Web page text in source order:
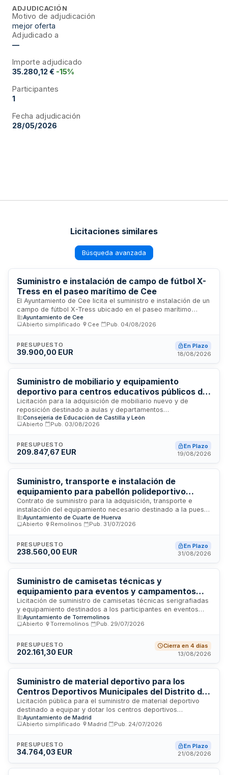
ADJUDICACIÓN
Motivo de adjudicación
mejor oferta
Adjudicado a
—
Importe adjudicado
35.280,12 € -15%
Participantes
1
Fecha adjudicación
28/05/2026
Licitaciones similares
Búsqueda avanzada
Suministro e instalación de campo de fútbol X-
Tress en el paseo marítimo de Cee
El Ayuntamiento de Cee licita el suministro e instalación de un
campo de fútbol X-Tress ubicado en el paseo marítimo
municipal. El contrato tiene carácter mixto, combinando
prestaciones de suministro e instalación de la infraestructura
estar finalizado antes de noviembre de dos mil veintiséis. Se
trata de una contratación sujeta a procedimiento abierto
sector público.
Ayuntamiento de Cee
Abierto simplificado
Cee Pub. 04/08/2026
PRESUPUESTO
39.900,00 EUR
En Plazo
18/08/2026
Suministro de mobiliario y equipamiento
deportivo para centros educativos públicos de
Valladolid y provincia
Licitación para la adquisición de mobiliario nuevo y de
reposición destinado a aulas y departamentos
administrativos, así como equipamiento deportivo para
centros públicos de educación infantil, primaria, secundaria
contrato incluye el suministro e instalación de los bienes en
los centros educativos especificados.
Consejería de Educación de Castilla y León
Abierto
Pub. 03/08/2026
PRESUPUESTO
209.847,67 EUR
En Plazo
19/08/2026
Suministro, transporte e instalación de
equipamiento para pabellón polideportivo
municipal
Contrato de suministro para la adquisición, transporte e
instalación del equipamiento necesario destinado a la puesta
en servicio de un nuevo pabellón polideportivo municipal
ubicado en construcción. El contrato se estructura en dos
incluyendo taquillas y bancos con percha; el segundo abarca
equipamiento para terrenos de juego, canchas y salas de
de balonmano, postes de voleibol, gradas, cortinas
motorizadas y tatami. Todos los equipos deben ser nuevos y
cumplir normativa española y europea de seguridad.
Ayuntamiento de Cuarte de Huerva
Abierto
Remolinos Pub. 31/07/2026
PRESUPUESTO
238.560,00 EUR
En Plazo
31/08/2026
Suministro de camisetas técnicas y
equipamiento para eventos y campamentos
deportivos del Ayuntamiento de Torremolinos
Licitación de suministro de camisetas técnicas serigrafiadas
y equipamiento destinados a los participantes en eventos
deportivos y campamentos organizados por el Área de
Deportes del Ayuntamiento de Torremolinos. Las camisetas
promoción de los eventos, mientras que el equipamiento de
campamentos contribuye a fomentar hábitos de vida
lotes: camisetas para eventos deportivos y equipamiento de
campamentos deportivos, con una duración de dos años
prorrogables.
Ayuntamiento de Torremolinos
Abierto
Torremolinos Pub. 29/07/2026
PRESUPUESTO
202.161,30 EUR
Cierra en 4 días
13/08/2026
Suministro de material deportivo para los
Centros Deportivos Municipales del Distrito de
Villaverde
Licitación pública para el suministro de material deportivo
destinado a equipar y dotar los centros deportivos
municipales ubicados en el distrito de Villaverde, en Madrid.
El Distrito de Villaverde requiere la adquisición de artículos y
operatividad de sus instalaciones deportivas municipales. Se
trata de un suministro de bienes que será ejecutado por un
34.764,03 euros.
Ayuntamiento de Madrid
Abierto simplificado
Madrid Pub. 24/07/2026
PRESUPUESTO
34.764,03 EUR
En Plazo
21/08/2026